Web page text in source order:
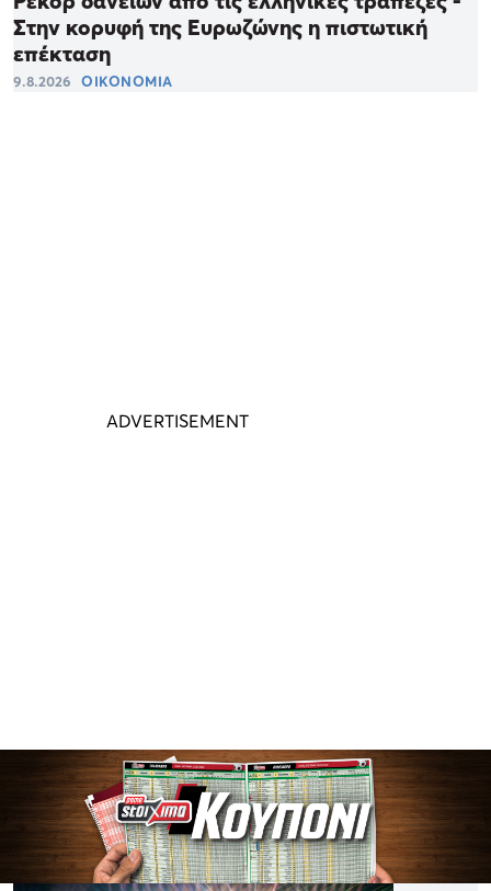
Στην κορυφή της Ευρωζώνης η πιστωτική
επέκταση
9.8.2026 ΟΙΚΟΝΟΜΙΑ